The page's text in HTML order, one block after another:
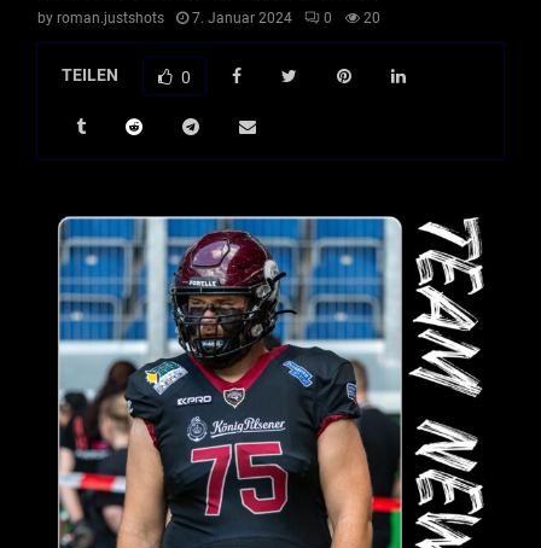
by roman.justshots 7. Januar 2024 0 20
TEILEN 0